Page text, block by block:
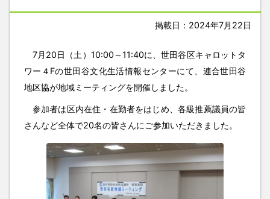
掲載日：2024年7月22日
7月20日（土）10:00～11:40に、世田谷区キャロットタ
ワー４Fの世田谷文化生活情報センターにて、連合世田谷
地区協が地域ミーティングを開催しました。
参加者は区内在住・在勤者をはじめ、各級推薦議員の皆
さんなど全体で20名の皆さんにご参加いただきました。